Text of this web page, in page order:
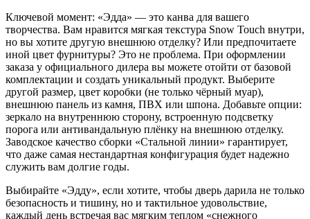
Ключевой момент: «Эдда» — это канва для вашего
творчества. Вам нравится мягкая текстура Snow Touch внутри,
но вы хотите другую внешнюю отделку? Или предпочитаете
иной цвет фурнитуры? Это не проблема. При оформлении
заказа у официального дилера вы можете отойти от базовой
комплектации и создать уникальный продукт. Выберите
другой размер, цвет коробки (не только чёрный муар),
внешнюю панель из камня, ПВХ или шпона. Добавьте опции:
зеркало на внутреннюю сторону, встроенную подсветку
порога или антивандальную плёнку на внешнюю отделку.
Заводское качество сборки «Стальной линии» гарантирует,
что даже самая нестандартная конфигурация будет надежно
служить вам долгие годы.
Выбирайте «Эдду», если хотите, чтобы дверь дарила не только
безопасность и тишину, но и тактильное удовольствие,
каждый день встречая вас мягким теплом «снежного